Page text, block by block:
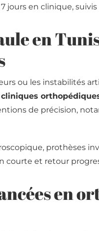
7 jours en clinique,
en
ou les instabilités
cliniques
de précision,
prothèses
courte et retour
en